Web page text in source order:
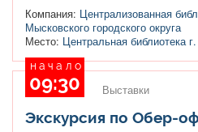
Компания: Централизованная
Мысковского городского округа
Место: Центральная библиотека
начало
09:30 Выставки
Экскурсия по Обер-